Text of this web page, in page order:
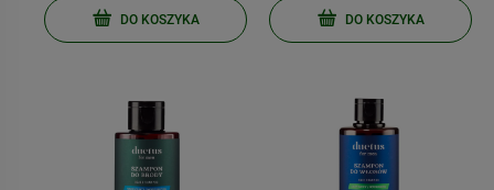
DO KOSZYKA DO KOSZYKA